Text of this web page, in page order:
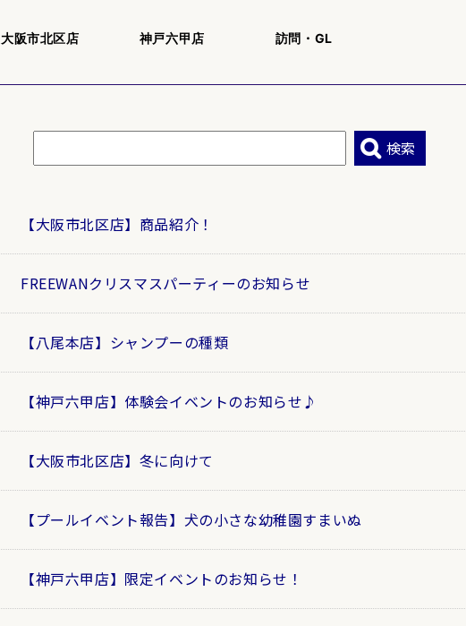
大阪市北区店 神戸六甲店 訪問・GL
【大阪市北区店】商品紹介！
FREEWANクリスマスパーティーのお知らせ
【八尾本店】シャンプーの種類
【神戸六甲店】体験会イベントのお知らせ♪
【大阪市北区店】冬に向けて
【プールイベント報告】犬の小さな幼稚園すまいぬ
【神戸六甲店】限定イベントのお知らせ！